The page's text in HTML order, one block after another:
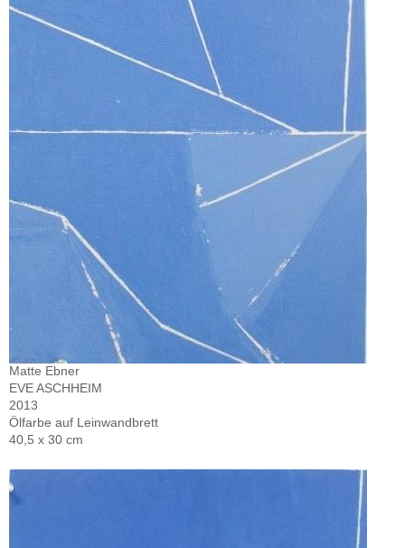
Matte Ebner
EVE ASCHHEIM
2013
Ölfarbe auf Leinwandbrett
40,5 x 30 cm